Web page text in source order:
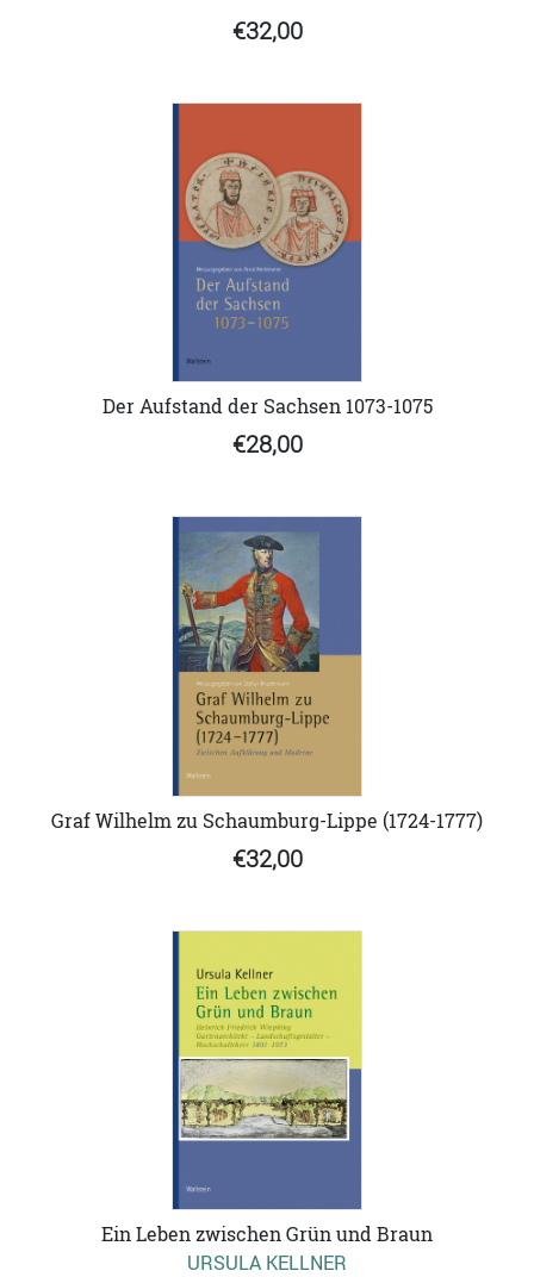
€32,00
Der Aufstand der Sachsen 1073-1075
€28,00
Graf Wilhelm zu Schaumburg-Lippe (1724-1777)
€32,00
Ein Leben zwischen Grün und Braun
URSULA KELLNER